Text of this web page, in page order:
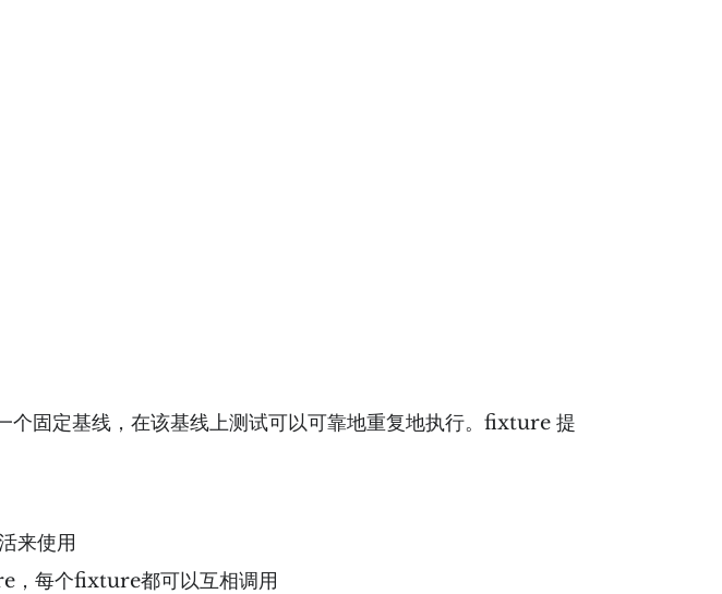
固定基线，在该基线上测试可以可靠地重复地执行。fixture 提
来使用
每个fixture都可以互相调用